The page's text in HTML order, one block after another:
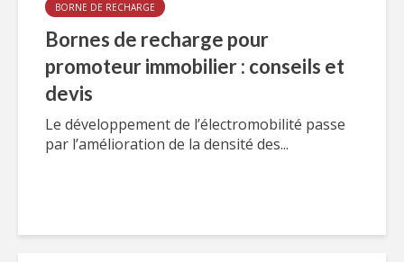
BORNE DE RECHARGE
Bornes de recharge pour
promoteur immobilier : conseils et
devis
Le développement de l’électromobilité passe
par l’amélioration de la densité des...